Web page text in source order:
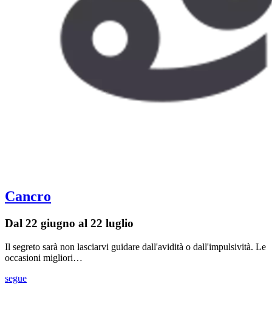
Cancro
Dal 22 giugno al 22 luglio
Il segreto sarà non lasciarvi guidare dall'avidità o dall'impulsività. Le
occasioni migliori…
segue